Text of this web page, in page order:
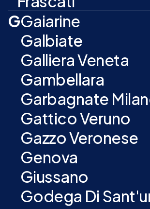
GGaiarine
Galbiate
Galliera Veneta
Gambellara
Garbagnate
Gattico Veruno
Gazzo Veronese
Genova
Giussano
Godega Di